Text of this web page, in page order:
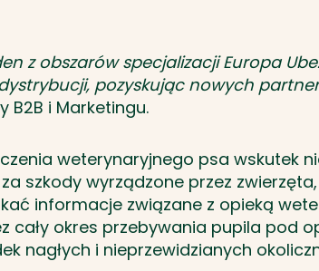
z obszarów specjalizacji Europa
pozyskując nowych
B2B i Marketingu.
weterynaryjnego psa wskutek
szkody wyrządzone przez
informacje związane z opieką
cały okres przebywania pupila pod
nagłych i nieprzewidzianych